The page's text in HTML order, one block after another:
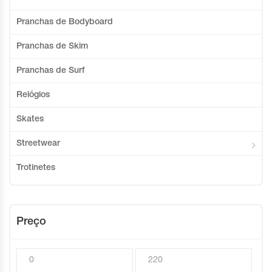
Pranchas de Bodyboard
Pranchas de Skim
Pranchas de Surf
Relógios
Skates
Streetwear
Trotinetes
Preço